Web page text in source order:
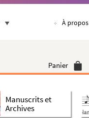
À propos
Panier
Manuscrits et
Archives